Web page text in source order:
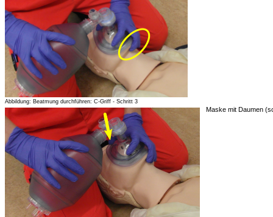
Abbildung: Beatmung durchführen: C-Griff - Schritt 3
Maske mit Daumen